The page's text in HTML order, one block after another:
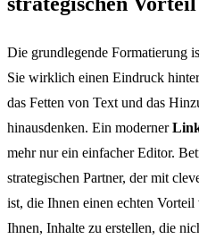
Die grundlegende Formatierung
Sie wirklich einen Eindruck
das Fetten von Text und das
hinausdenken. Ein moderner
mehr nur ein einfacher Editor.
strategischen Partner, der mit
ist, die Ihnen einen echten
Ihnen, Inhalte zu erstellen, die